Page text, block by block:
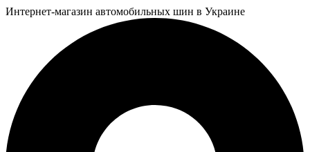
Интернет-магазин автомобильных шин в Украине